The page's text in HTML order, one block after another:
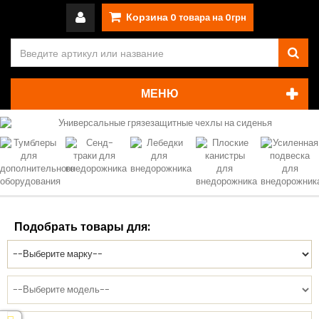
Корзина 0 товара на 0грн
МЕНЮ
Подобрать товары для: